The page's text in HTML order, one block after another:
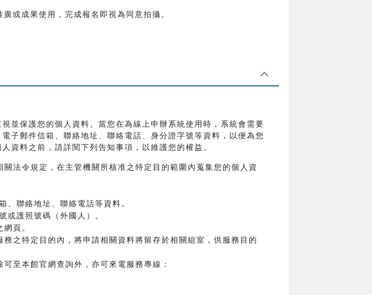
或成果使用，完成報名即視為同意拍攝。
並保護您的個人資料。當您在為線上申辦系統使用時，系統會需要
子郵件信箱、聯絡地址、聯絡電話、身分證字號等資料，以便為您
資料之前，請詳閱下列告知事項，以維護您的權益。
法令規定，在主管機關所核准之特定目的範圍內蒐集您的個人資
、聯絡地址、聯絡電話等資料。
或護照號碼（外國人）。
頁。
之特定目的內，將申請相關資料將留存於相關組室，供服務目的
至本館官網查詢外，亦可來電服務專線：